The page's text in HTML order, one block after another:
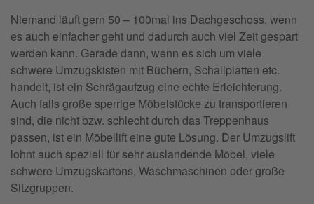
Niemand läuft gern 50 – 100mal ins Dachgeschoss, wenn
es auch einfacher geht und dadurch auch viel Zeit gespart
werden kann. Gerade dann, wenn es sich um viele
schwere Umzugskisten mit Büchern, Schallplatten etc.
handelt, ist ein Schrägaufzug eine echte Erleichterung.
Auch falls große sperrige Möbelstücke zu transportieren
sind, die nicht bzw. schlecht durch das Treppenhaus
passen, ist ein Möbellift eine gute Lösung. Der Umzugslift
lohnt auch speziell für sehr auslandende Möbel, viele
schwere Umzugskartons, Waschmaschinen oder große
Sitzgruppen.